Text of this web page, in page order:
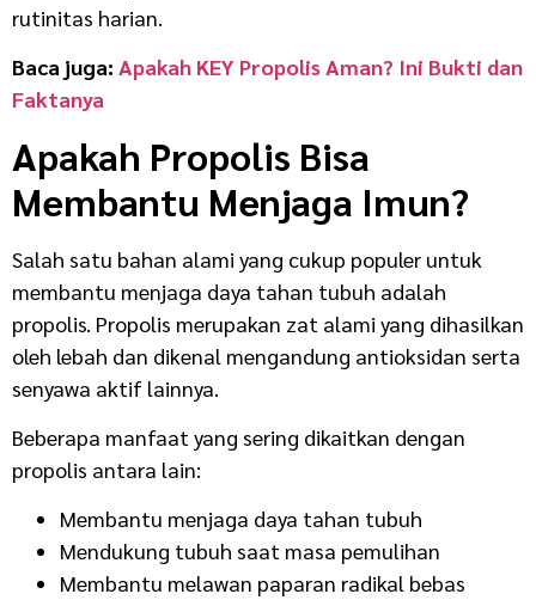
rutinitas harian.
Baca juga: Apakah KEY Propolis Aman? Ini Bukti dan
Faktanya
Apakah Propolis Bisa
Membantu Menjaga Imun?
Salah satu bahan alami yang cukup populer untuk
membantu menjaga daya tahan tubuh adalah
propolis. Propolis merupakan zat alami yang dihasilkan
oleh lebah dan dikenal mengandung antioksidan serta
senyawa aktif lainnya.
Beberapa manfaat yang sering dikaitkan dengan
propolis antara lain:
Membantu menjaga daya tahan tubuh
Mendukung tubuh saat masa pemulihan
Membantu melawan paparan radikal bebas